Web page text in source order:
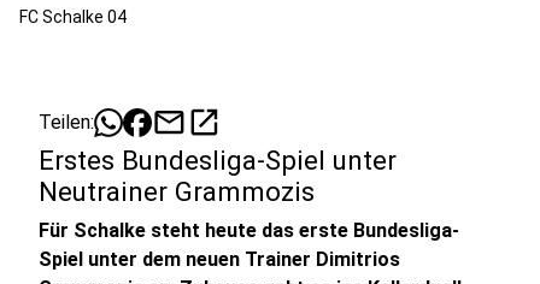
FC Schalke 04
Teilen: mailopen_in_new
Erstes Bundesliga-Spiel unter
Neutrainer Grammozis
Für Schalke steht heute das erste Bundesliga-
Spiel unter dem neuen Trainer Dimitrios